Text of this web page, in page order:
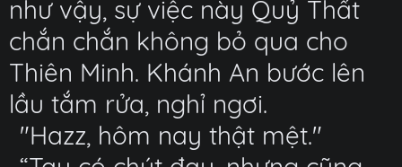
như vậy, sự việc này Quỷ Thất
chắn chắn không bỏ qua cho
Thiên Minh. Khánh An bước lên
lầu tắm rửa, nghỉ ngơi.
"Hazz, hôm nay thật mệt."